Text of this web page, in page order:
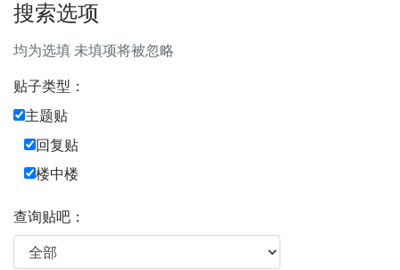
搜索选项
均为选填 未填项将被忽略
贴子类型：
主题贴
回复贴
楼中楼
查询贴吧：